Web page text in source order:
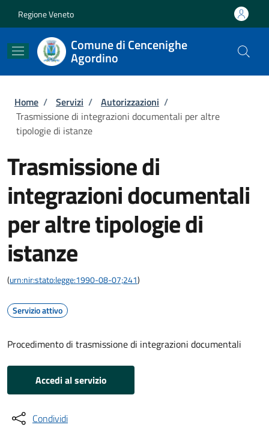
Regione Veneto
Comune di Cencenighe
Agordino
Briciole di pane
Home / Servizi / Autorizzazioni /
Trasmissione di integrazioni documentali per altre
tipologie di istanze
Trasmissione di
integrazioni documentali
per altre tipologie di
istanze
(urn:nir:stato:legge:1990-08-07;241)
Servizio attivo
Procedimento di trasmissione di integrazioni documentali
Accedi al servizio
Condividi